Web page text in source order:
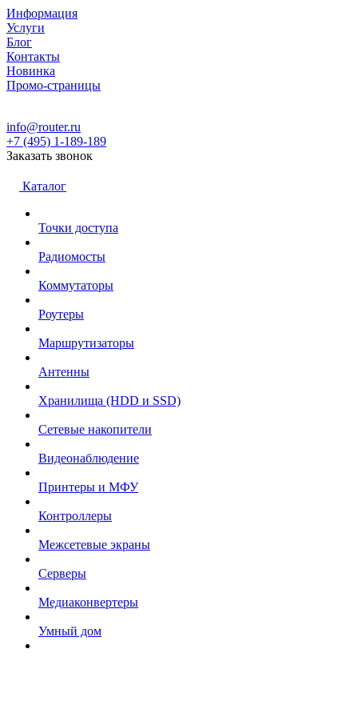
Информация
Услуги
Блог
Контакты
Новинка
Промо-страницы
info@router.ru
+7 (495) 1-189-189
Заказать звонок
Каталог
Точки доступа
Радиомосты
Коммутаторы
Роутеры
Маршрутизаторы
Антенны
Хранилища (HDD и SSD)
Сетевые накопители
Видеонаблюдение
Принтеры и МФУ
Контроллеры
Межсетевые экраны
Серверы
Медиаконвертеры
Умный дом